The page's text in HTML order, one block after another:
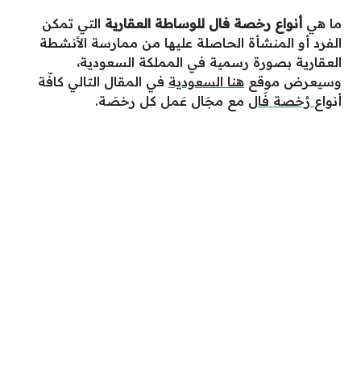
ما هي أنواع رخصة فال للوساطة العقارية التي تمكن
الفرد أو المنشأة الحاصلة عليها من ممارسة الأنشطة
العقارية بصورة رسمية في المملكة السعودية،
وسيعرض موقع هنا السعودية في المقال التالي كافّة
أنواع رُخصة فَال مع مجَال عَمل كل رخصَة.